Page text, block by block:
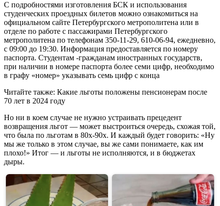
С подробностями изготовления БСК и использования
студенческих проездных билетов можно ознакомиться на
официальном сайте Петербургского метрополитена или в
отделе по работе с пассажирами Петербургского
метрополитена по телефонам 350-11-29, 610-06-94, ежедневно,
с 09:00 до 19:30. Информация предоставляется по номеру
паспорта. Студентам -гражданам иностранных государств,
при наличии в номере паспорта более семи цифр, необходимо
в графу «номер» указывать семь цифр с конца
Читайте также: Какие льготы положены пенсионерам после
70 лет в 2024 году
Но ни в коем случае не нужно устраивать прецедент
возвращения льгот — может выстроиться очередь, схожая той,
что была по льготам в 80х-90х. И каждый будет говорить: «Ну
мы же только в этом случае, вы же сами понимаете, как им
плохо!» Итог — и льготы не исполняются, и в бюджетах
дыры.